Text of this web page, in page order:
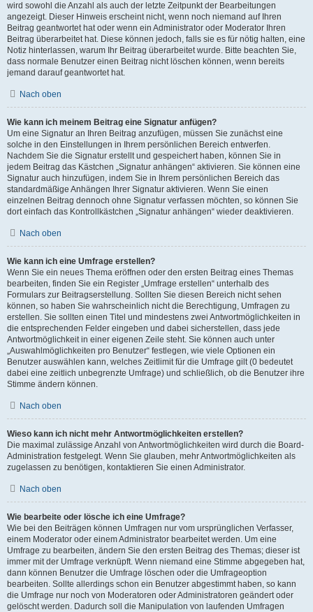
wird sowohl die Anzahl als auch der letzte Zeitpunkt der Bearbeitungen
angezeigt. Dieser Hinweis erscheint nicht, wenn noch niemand auf Ihren
Beitrag geantwortet hat oder wenn ein Administrator oder Moderator Ihren
Beitrag überarbeitet hat. Diese können jedoch, falls sie es für nötig halten, eine
Notiz hinterlassen, warum Ihr Beitrag überarbeitet wurde. Bitte beachten Sie,
dass normale Benutzer einen Beitrag nicht löschen können, wenn bereits
jemand darauf geantwortet hat.
Nach oben
Wie kann ich meinem Beitrag eine Signatur anfügen?
Um eine Signatur an Ihren Beitrag anzufügen, müssen Sie zunächst eine
solche in den Einstellungen in Ihrem persönlichen Bereich entwerfen.
Nachdem Sie die Signatur erstellt und gespeichert haben, können Sie in
jedem Beitrag das Kästchen „Signatur anhängen“ aktivieren. Sie können eine
Signatur auch hinzufügen, indem Sie in Ihrem persönlichen Bereich das
standardmäßige Anhängen Ihrer Signatur aktivieren. Wenn Sie einen
einzelnen Beitrag dennoch ohne Signatur verfassen möchten, so können Sie
dort einfach das Kontrollkästchen „Signatur anhängen“ wieder deaktivieren.
Nach oben
Wie kann ich eine Umfrage erstellen?
Wenn Sie ein neues Thema eröffnen oder den ersten Beitrag eines Themas
bearbeiten, finden Sie ein Register „Umfrage erstellen“ unterhalb des
Formulars zur Beitragserstellung. Sollten Sie diesen Bereich nicht sehen
können, so haben Sie wahrscheinlich nicht die Berechtigung, Umfragen zu
erstellen. Sie sollten einen Titel und mindestens zwei Antwortmöglichkeiten in
die entsprechenden Felder eingeben und dabei sicherstellen, dass jede
Antwortmöglichkeit in einer eigenen Zeile steht. Sie können auch unter
„Auswahlmöglichkeiten pro Benutzer“ festlegen, wie viele Optionen ein
Benutzer auswählen kann, welches Zeitlimit für die Umfrage gilt (0 bedeutet
dabei eine zeitlich unbegrenzte Umfrage) und schließlich, ob die Benutzer ihre
Stimme ändern können.
Nach oben
Wieso kann ich nicht mehr Antwortmöglichkeiten erstellen?
Die maximal zulässige Anzahl von Antwortmöglichkeiten wird durch die Board-
Administration festgelegt. Wenn Sie glauben, mehr Antwortmöglichkeiten als
zugelassen zu benötigen, kontaktieren Sie einen Administrator.
Nach oben
Wie bearbeite oder lösche ich eine Umfrage?
Wie bei den Beiträgen können Umfragen nur vom ursprünglichen Verfasser,
einem Moderator oder einem Administrator bearbeitet werden. Um eine
Umfrage zu bearbeiten, ändern Sie den ersten Beitrag des Themas; dieser ist
immer mit der Umfrage verknüpft. Wenn niemand eine Stimme abgegeben hat,
dann können Benutzer die Umfrage löschen oder die Umfrageoption
bearbeiten. Sollte allerdings schon ein Benutzer abgestimmt haben, so kann
die Umfrage nur noch von Moderatoren oder Administratoren geändert oder
gelöscht werden. Dadurch soll die Manipulation von laufenden Umfragen